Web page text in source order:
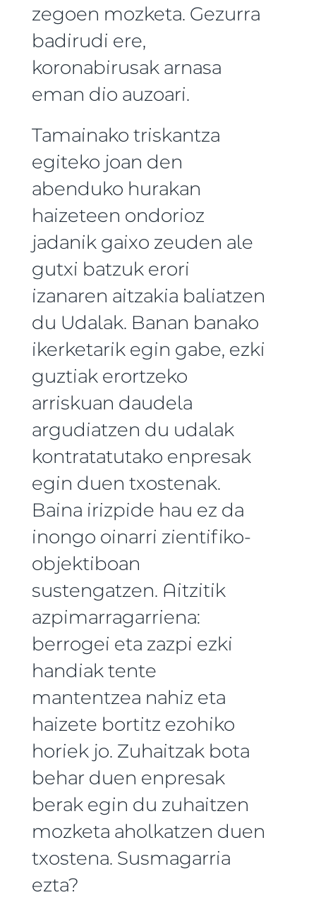
zegoen mozketa. Gezurra
badirudi ere,
koronabirusak arnasa
eman dio auzoari.
Tamainako triskantza
egiteko joan den
abenduko hurakan
haizeteen ondorioz
jadanik gaixo zeuden ale
gutxi batzuk erori
izanaren aitzakia baliatzen
du Udalak. Banan banako
ikerketarik egin gabe, ezki
guztiak erortzeko
arriskuan daudela
argudiatzen du udalak
kontratatutako enpresak
egin duen txostenak.
Baina irizpide hau ez da
inongo oinarri zientifiko-
objektiboan
sustengatzen. Aitzitik
azpimarragarriena:
berrogei eta zazpi ezki
handiak tente
mantentzea nahiz eta
haizete bortitz ezohiko
horiek jo. Zuhaitzak bota
behar duen enpresak
berak egin du zuhaitzen
mozketa aholkatzen duen
txostena. Susmagarria
ezta?